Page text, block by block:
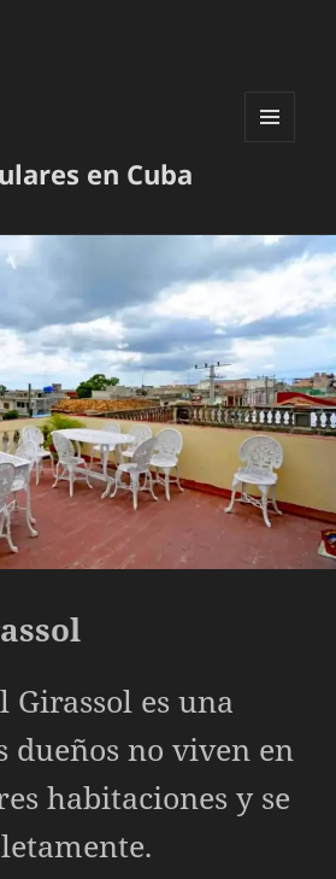
en Cuba
Girassol es una
dueños no viven en
habitaciones y se